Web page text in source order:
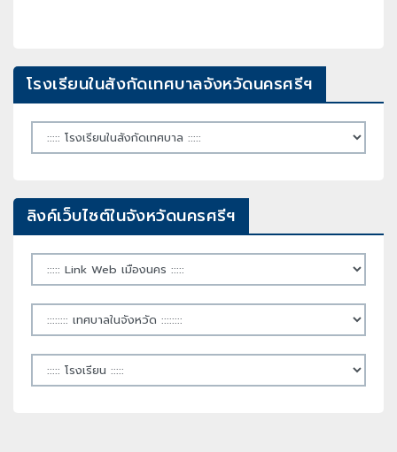
โรงเรียนในสังกัดเทศบาลจังหวัดนครศรีฯ
ลิงค์เว็บไซต์ในจังหวัดนครศรีฯ